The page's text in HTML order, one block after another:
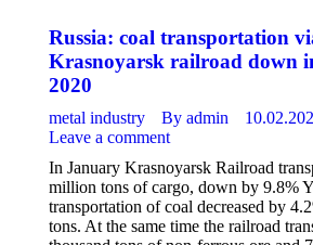
Russia: coal transportation
Krasnoyarsk railroad down
2020
metal industry By admin
Leave a comment
In January Krasnoyarsk Railroad
million tons of cargo, down by 9.8%
transportation of coal decreased by
tons. At the same time the railroad